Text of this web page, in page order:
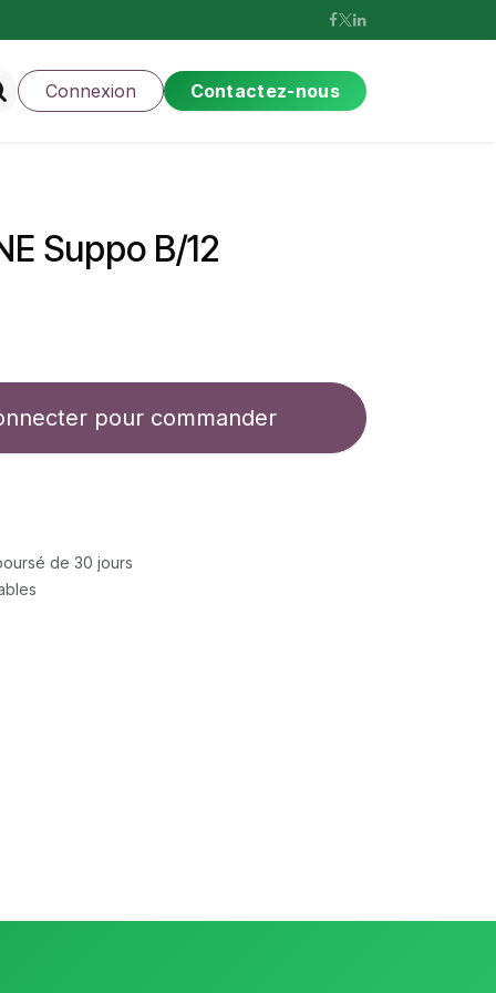
Connexion Contactez-nous
Suppo B/12
pour commander
de 30 jours